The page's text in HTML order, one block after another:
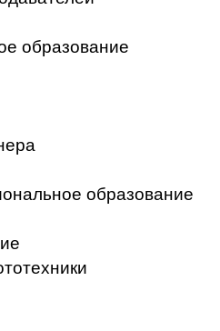
образование
образование